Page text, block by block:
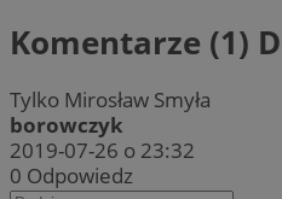
Komentarze (1)
Tylko Mirosław Smyła
borowczyk
2019-07-26 o 23:32
0 Odpowiedz